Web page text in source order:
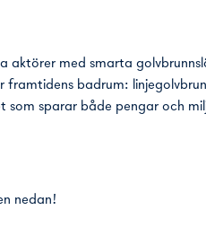
aktörer med smarta
badrum:
som sparar både pengar och
nedan!